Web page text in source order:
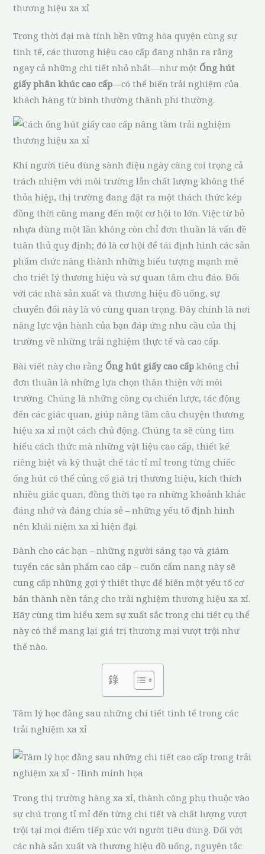
thương hiệu xa xỉ
Trong thời đại mà tính bền vững hòa quyện cùng sự
tinh tế, các thương hiệu cao cấp đang nhận ra rằng
ngay cả những chi tiết nhỏ nhất—như một Ống hút
giấy phân khúc cao cấp—có thể biến trải nghiệm của
khách hàng từ bình thường thành phi thường.
Khi người tiêu dùng sành điệu ngày càng coi trọng cả
trách nhiệm với môi trường lẫn chất lượng không thể
thỏa hiệp, thị trường đang đặt ra một thách thức kép
đồng thời cũng mang đến một cơ hội to lớn. Việc từ bỏ
nhựa dùng một lần không còn chỉ đơn thuần là vấn đề
tuân thủ quy định; đó là cơ hội để tái định hình các sản
phẩm chức năng thành những biểu tượng mạnh mẽ
cho triết lý thương hiệu và sự quan tâm chu đáo. Đối
với các nhà sản xuất và thương hiệu đồ uống, sự
chuyển đổi này là vô cùng quan trọng. Đây chính là nơi
năng lực vận hành của bạn đáp ứng nhu cầu của thị
trường về những trải nghiệm thực tế và cao cấp.
Bài viết này cho rằng Ống hút giấy cao cấp không chỉ
đơn thuần là những lựa chọn thân thiện với môi
trường. Chúng là những công cụ chiến lược, tác động
đến các giác quan, giúp nâng tầm câu chuyện thương
hiệu xa xỉ một cách chủ động. Chúng ta sẽ cùng tìm
hiểu cách thức mà những vật liệu cao cấp, thiết kế
riêng biệt và kỹ thuật chế tác tỉ mỉ trong từng chiếc
ống hút có thể củng cố giá trị thương hiệu, kích thích
nhiều giác quan, đồng thời tạo ra những khoảnh khắc
đáng nhớ và đáng chia sẻ – những yếu tố định hình
nên khái niệm xa xỉ hiện đại.
Dành cho các bạn – những người sáng tạo và giám
tuyển các sản phẩm cao cấp – cuốn cẩm nang này sẽ
cung cấp những gợi ý thiết thực để biến một yếu tố cơ
bản thành nền tảng cho trải nghiệm thương hiệu xa xỉ.
Hãy cùng tìm hiểu xem sự xuất sắc trong chi tiết cụ thể
này có thể mang lại giá trị thương mại vượt trội như
thế nào.
錄
Tâm lý học đằng sau những chi tiết tinh tế trong các
trải nghiệm xa xỉ
Trong thị trường hàng xa xỉ, thành công phụ thuộc vào
sự chú trọng tỉ mỉ đến từng chi tiết và chất lượng vượt
trội tại mọi điểm tiếp xúc với người tiêu dùng. Đối với
các nhà sản xuất và thương hiệu đồ uống, nguyên tắc